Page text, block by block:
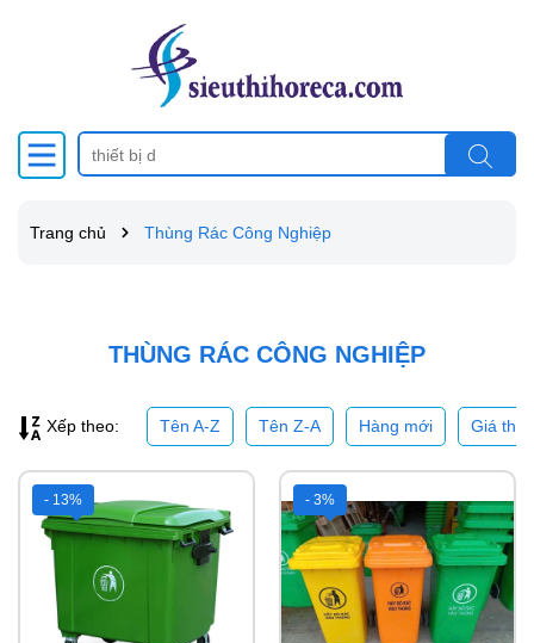
Trang chủ Thùng Rác Công Nghiệp
THÙNG RÁC CÔNG NGHIỆP
Xếp theo: Tên A-Z Tên Z-A Hàng mới Giá
- 13% - 3%